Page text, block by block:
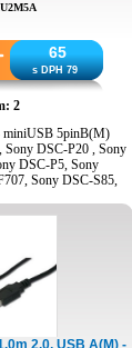
65
s DPH 79
2
5pinB(M)
Sony DSC-P20 , Sony
DSC-P5, Sony
Sony DSC-S85,
2.0, USB A(M) -